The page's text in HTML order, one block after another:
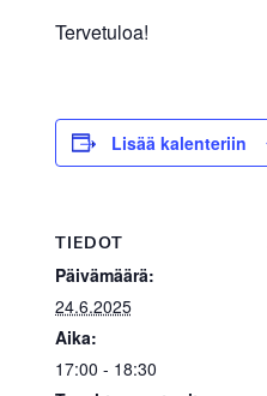
Tervetuloa!
Lisää kalenteriin
TIEDOT
Päivämäärä:
24.6.2025
Aika:
17:00 - 18:30